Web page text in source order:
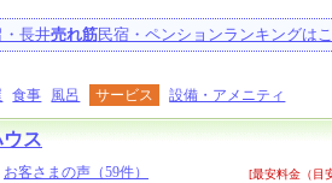
長井売れ筋民宿・ペンションランキングは
食事 風呂 サービス 設備・アメニティ
ス
お客さまの声（59件） [最安料金（目